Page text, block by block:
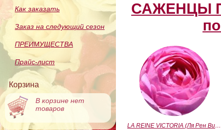
Как заказать
Заказ на следующий сезон
ПРЕИМУЩЕСТВА
Прайс-лист
Корзина
В корзине нет
товаров
САЖЕНЦЫ
LA REINE VICTORIA (Ля Рен Виктория)